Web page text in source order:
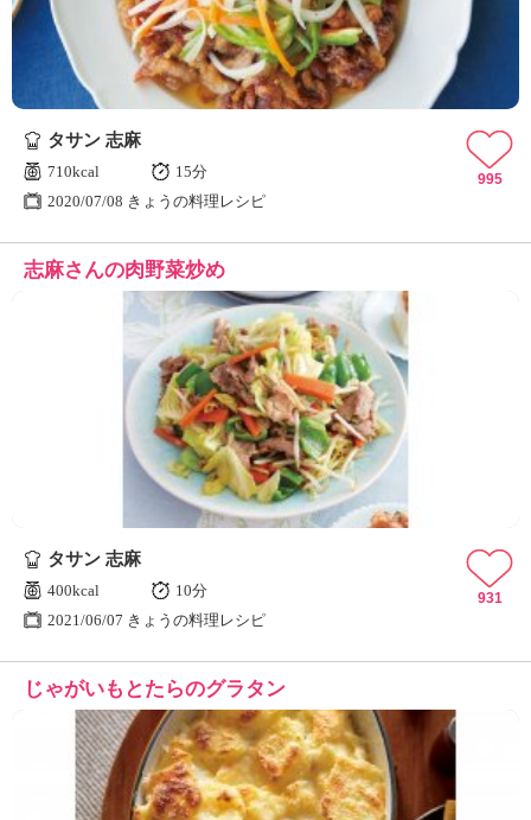
タサン 志麻
710kcal
15分
2020/07/08 きょうの料理レシピ
995
志麻さんの肉野菜炒め
タサン 志麻
400kcal
10分
2021/06/07 きょうの料理レシピ
931
じゃがいもとたらのグラタン